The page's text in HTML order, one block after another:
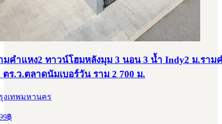
มคำแหง2 ทาวน์โฮมหลังมุม 3 นอน 3 น้ำ Indy2 ม.ราม
ตร.ว.ตลาดนัมเบอร์วัน ราม 2 700 ม.
งเทพมหานคร
฿